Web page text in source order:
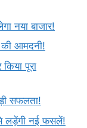
नया बाजार!
की आमदनी!
पूरा
सफलता!
लड़ेंगी नई फसलें!